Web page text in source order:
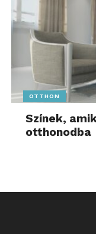
OTTHON
Színek,
otthonodba